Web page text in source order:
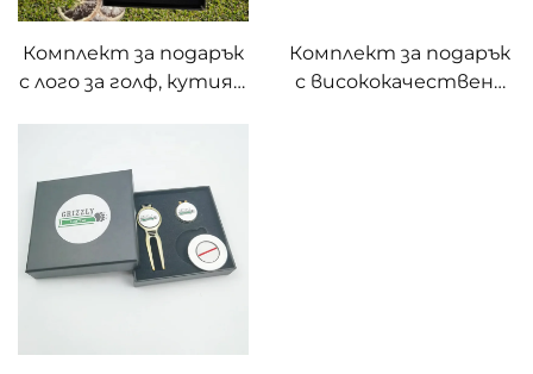
Комплект за подарък
с лого за голф, кутия с
за коригиране на
дивот, пирончета за
голф, маркери за
топка, аксесоари за
голф
Комплект за подарък
с висококачествено